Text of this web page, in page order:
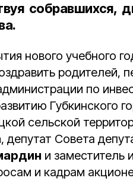
собравшихся,
.
нового учебного
родителей,
по
Губкинского
сельской
, депутат Совета
и заместитель
и кадрам